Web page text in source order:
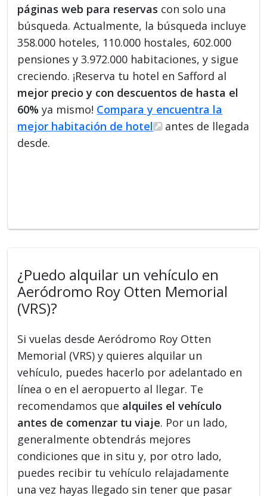
páginas web para reservas con solo una
búsqueda. Actualmente, la búsqueda incluye
358.000 hoteles, 110.000 hostales, 602.000
pensiones y 3.972.000 habitaciones, y sigue
creciendo. ¡Reserva tu hotel en Safford al
mejor precio y con descuentos de hasta el
60% ya mismo! Compara y encuentra la
mejor habitación de hotel
antes de llegada
desde.
¿Puedo alquilar un vehículo en
Aeródromo Roy Otten Memorial
(VRS)?
Si vuelas desde Aeródromo Roy Otten
Memorial (VRS) y quieres alquilar un
vehículo, puedes hacerlo por adelantado en
línea o en el aeropuerto al llegar. Te
recomendamos que alquiles el vehículo
antes de comenzar tu viaje. Por un lado,
generalmente obtendrás mejores
condiciones que in situ y, por otro lado,
puedes recibir tu vehículo relajadamente
una vez hayas llegado sin tener que pasar